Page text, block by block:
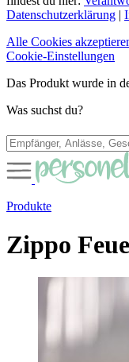
Datenschutzerklärung |
Alle Cookies
Cookie-Einstellungen
Das Produkt wurde in
Was suchst du?
Produkte
Zippo